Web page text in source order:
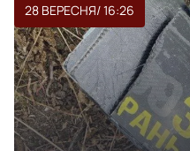
28 ВЕРЕСНЯ/ 16:26